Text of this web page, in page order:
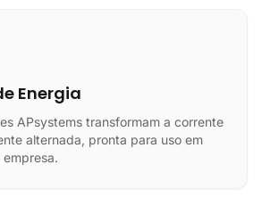
Energia
APsystems transformam a corrente
alternada, pronta para uso em
empresa.